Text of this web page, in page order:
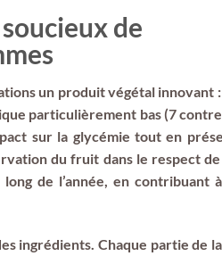
de
un produit végétal innovant
particulièrement bas (7
sur la glycémie tout en
du fruit dans le respect de
de l’année, en contribuant
ingrédients. Chaque partie de